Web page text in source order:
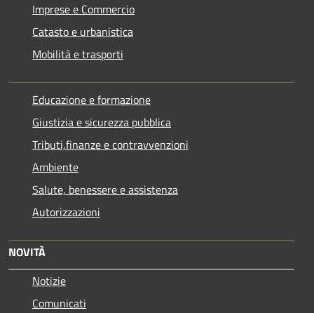
Imprese e Commercio
Catasto e urbanistica
Mobilità e trasporti
Educazione e formazione
Giustizia e sicurezza pubblica
Tributi,finanze e contravvenzioni
Ambiente
Salute, benessere e assistenza
Autorizzazioni
NOVITÀ
Notizie
Comunicati